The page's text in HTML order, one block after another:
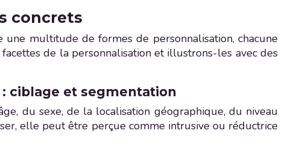
concrets
multitude de formes de personnalisation, chacune
de la personnalisation et illustrons-les avec des
ciblage et segmentation
du sexe, de la localisation géographique, du niveau
elle peut être perçue comme intrusive ou réductrice